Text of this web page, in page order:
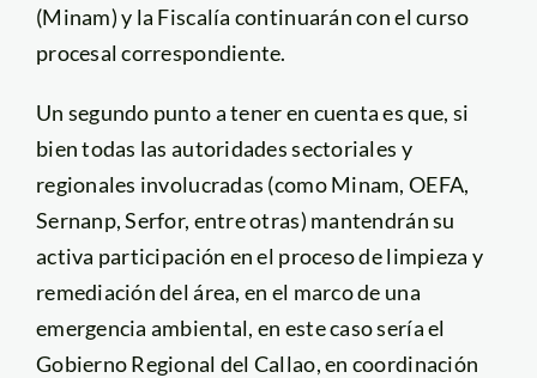
(Minam) y la Fiscalía continuarán con el curso
procesal correspondiente.
Un segundo punto a tener en cuenta es que, si
bien todas las autoridades sectoriales y
regionales involucradas (como Minam, OEFA,
Sernanp, Serfor, entre otras) mantendrán su
activa participación en el proceso de limpieza y
remediación del área, en el marco de una
emergencia ambiental, en este caso sería el
Gobierno Regional del Callao, en coordinación